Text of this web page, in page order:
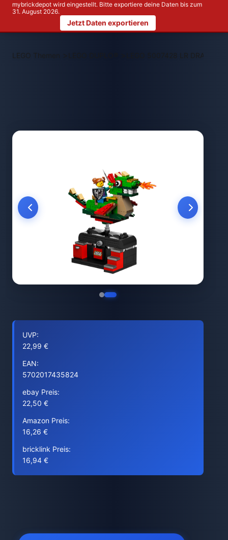
mybrickdepot wird eingestellt. Bitte exportiere deine Daten bis zum
31. August 2026.
Jetzt Daten exportieren
LEGO Themen > LEGO 5007428 LR DRAGON
UVP:
22,99 €
EAN:
5702017435824
ebay Preis:
22,50 €
Amazon Preis:
16,26 €
bricklink Preis:
16,94 €